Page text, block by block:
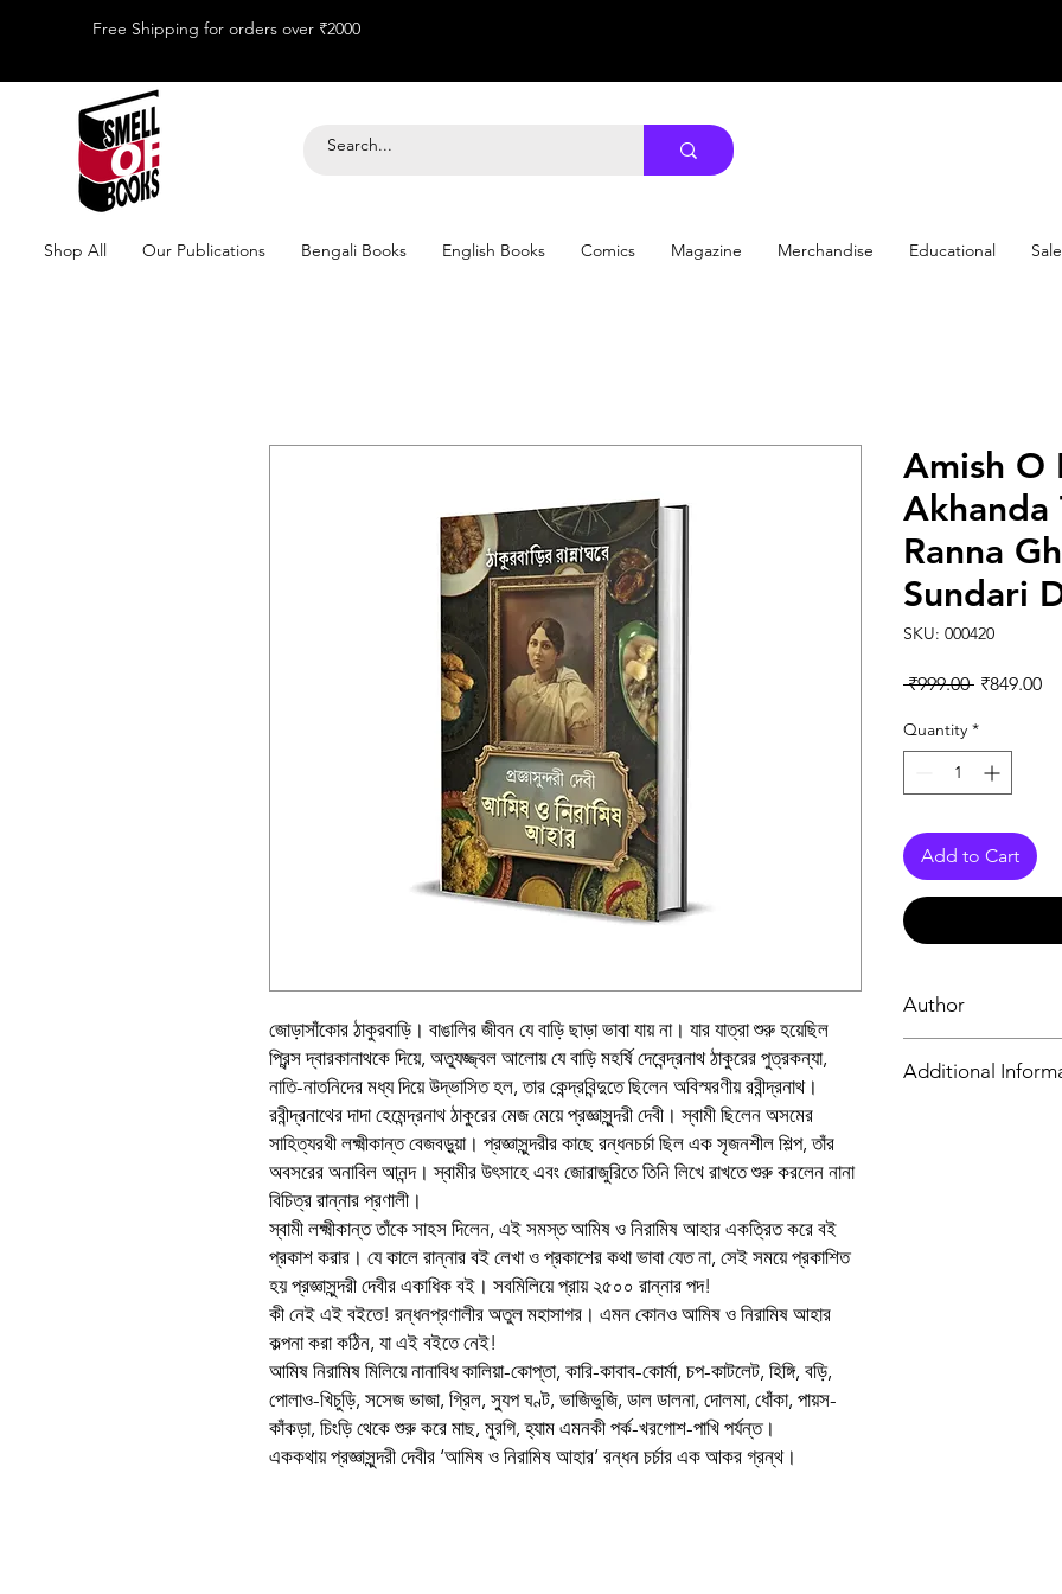
Free Shipping for orders over ₹2000
Shop All Our Publications Bengali Books English Books Comics Magazine Merchandise Educational Sale
জোড়াসাঁকোর ঠাকুরবাড়ি। বাঙালির জীবন যে বাড়ি ছাড়া ভাবা যায় না। যার যাত্রা শুরু হয়েছিল
প্রিন্স দ্বারকানাথকে দিয়ে, অত্যুজ্জ্বল আলোয় যে বাড়ি মহর্ষি দেবেন্দ্রনাথ ঠাকুরের পুত্রকন্যা,
নাতি-নাতনিদের মধ্য দিয়ে উদ্ভাসিত হল, তার কেন্দ্রবিন্দুতে ছিলেন অবিস্মরণীয় রবীন্দ্রনাথ।
রবীন্দ্রনাথের দাদা হেমেন্দ্রনাথ ঠাকুরের মেজ মেয়ে প্রজ্ঞাসুন্দরী দেবী। স্বামী ছিলেন অসমের
সাহিত্যরথী লক্ষ্মীকান্ত বেজবড়ুয়া। প্রজ্ঞাসুন্দরীর কাছে রন্ধনচর্চা ছিল এক সৃজনশীল শিল্প, তাঁর
অবসরের অনাবিল আনন্দ। স্বামীর উৎসাহে এবং জোরাজুরিতে তিনি লিখে রাখতে শুরু করলেন নানা
বিচিত্র রান্নার প্রণালী।
স্বামী লক্ষ্মীকান্ত তাঁকে সাহস দিলেন, এই সমস্ত আমিষ ও নিরামিষ আহার একত্রিত করে বই
প্রকাশ করার। যে কালে রান্নার বই লেখা ও প্রকাশের কথা ভাবা যেত না, সেই সময়ে প্রকাশিত
হয় প্রজ্ঞাসুন্দরী দেবীর একাধিক বই। সবমিলিয়ে প্রায় ২৫০০ রান্নার পদ!
কী নেই এই বইতে! রন্ধনপ্রণালীর অতুল মহাসাগর। এমন কোনও আমিষ ও নিরামিষ আহার
কল্পনা করা কঠিন, যা এই বইতে নেই!
আমিষ নিরামিষ মিলিয়ে নানাবিধ কালিয়া-কোপ্তা, কারি-কাবাব-কোর্মা, চপ-কাটলেট, হিঙ্গি, বড়ি,
পোলাও-খিচুড়ি, সসেজ ভাজা, গ্রিল, স্যুপ ঘণ্ট, ভাজিভুজি, ডাল ডালনা, দোলমা, ধোঁকা, পায়স-
কাঁকড়া, চিংড়ি থেকে শুরু করে মাছ, মুরগি, হ্যাম এমনকী পর্ক-খরগোশ-পাখি পর্যন্ত।
এককথায় প্রজ্ঞাসুন্দরী দেবীর ‘আমিষ ও নিরামিষ আহার’ রন্ধন চর্চার এক আকর গ্রন্থ।
Amish O
Akhanda
Ranna
Sundari
SKU: 000420
₹999.00 Regular
₹849.00
Quantity *
Add to Cart
Author
Additional